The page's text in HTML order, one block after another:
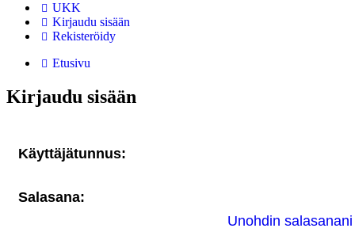
UKK
Kirjaudu sisään
Rekisteröidy
Etusivu
Kirjaudu sisään
Käyttäjätunnus:
Salasana:
Unohdin salasanani